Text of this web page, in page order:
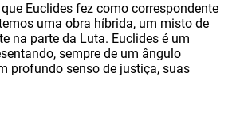
Euclides fez como correspondente
uma obra híbrida, um misto de
na parte da Luta. Euclides é um
sempre de um ângulo
profundo senso de justiça, suas